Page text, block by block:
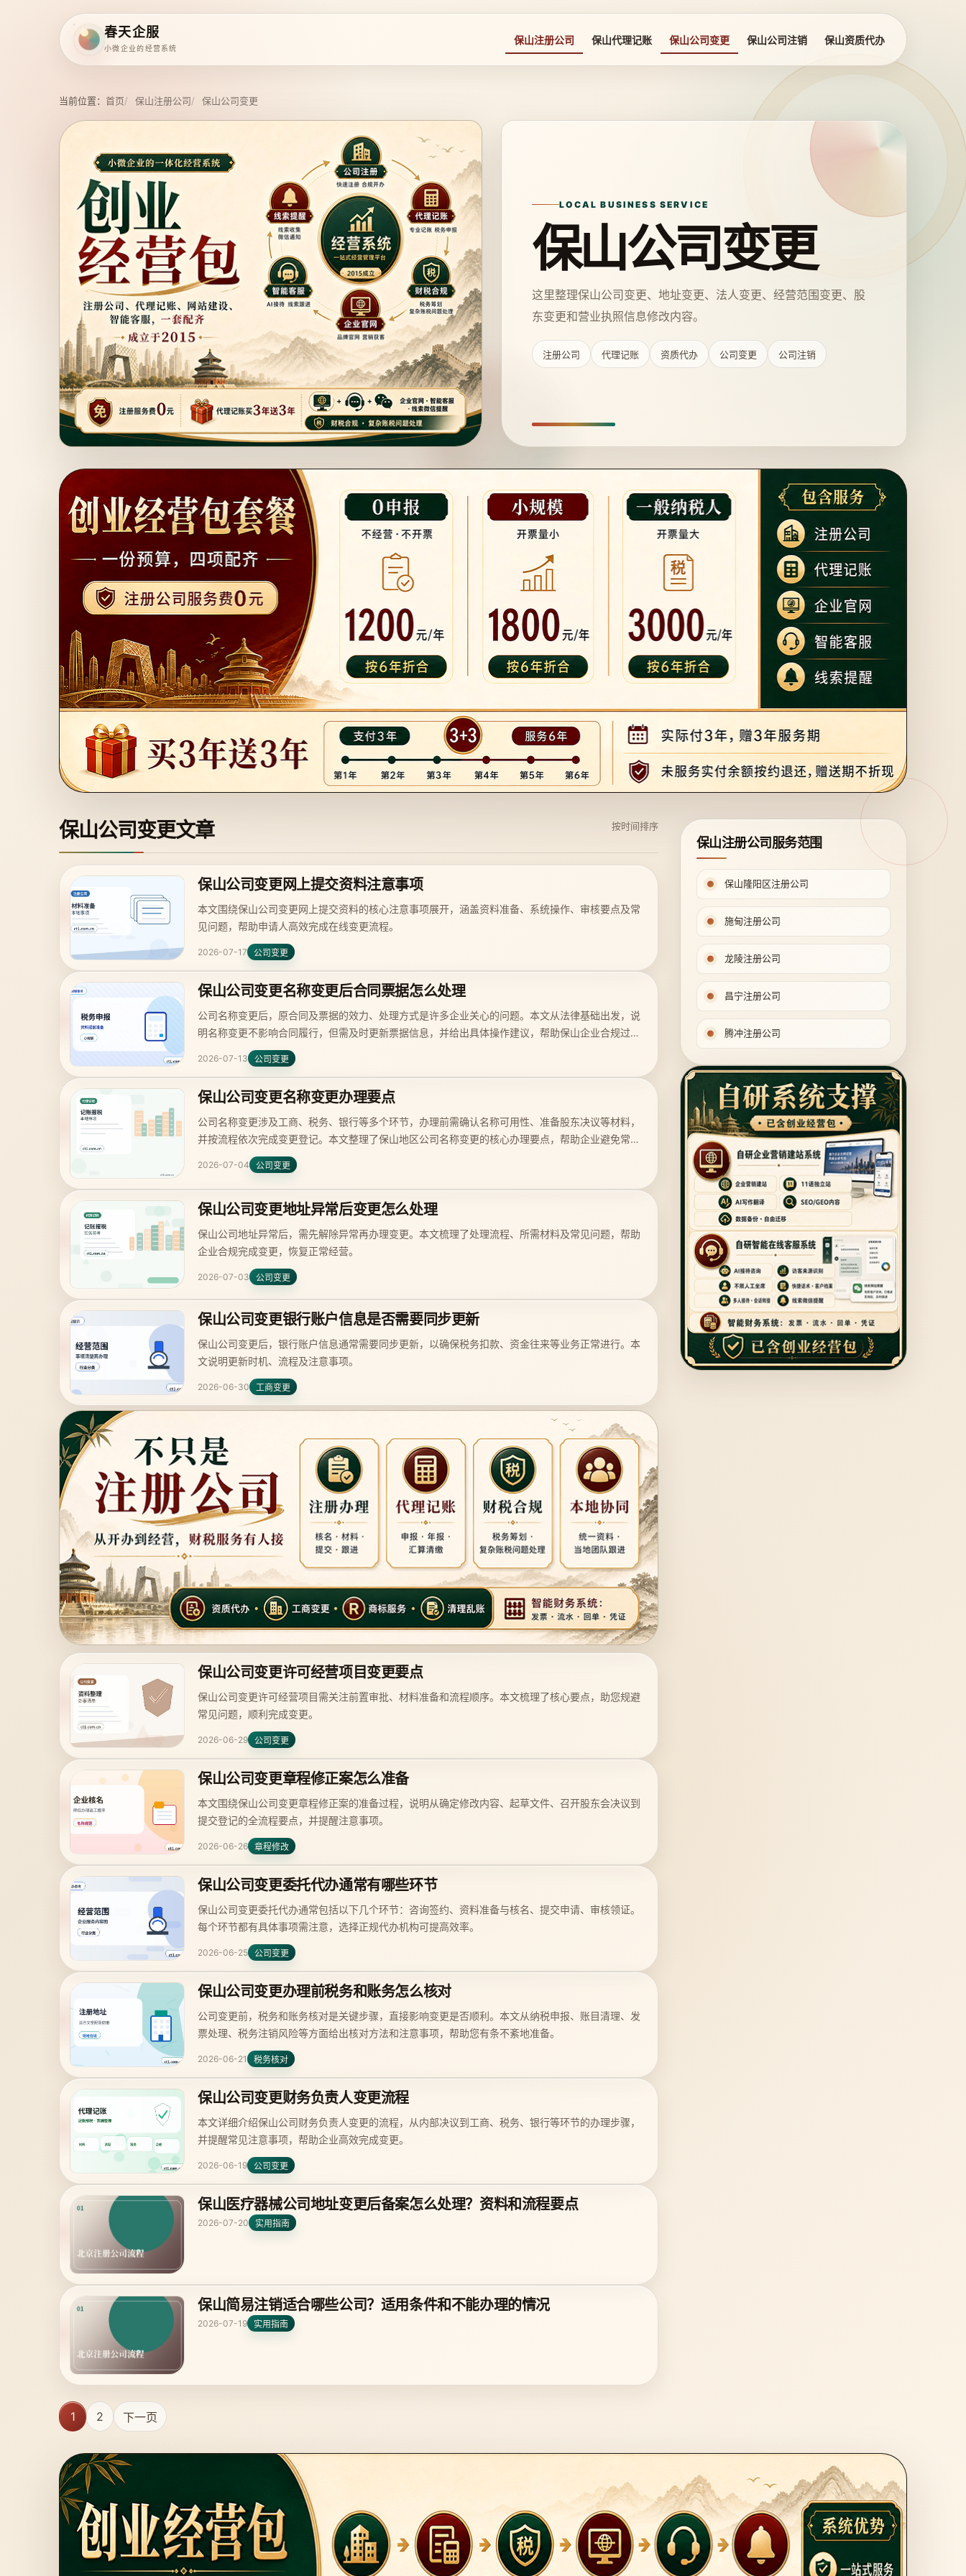
春天企服
小微企业的经营系统
保山注册公司 保山代理记账 保山公司变更 保山公司注销 保山资质代办
当前位置： 首页 保山注册公司 保山公司变更
LOCAL BUSINESS SERVICE
保山公司变更
这里整理保山公司变更、地址变更、法人变更、经营范围变更、股
东变更和营业执照信息修改内容。
注册公司 代理记账 资质代办 公司变更 公司注销
保山公司变更文章 按时间排序
保山公司变更网上提交资料注意事项
本文围绕保山公司变更网上提交资料的核心注意事项展开，涵盖资料准备、系统操作、审核要点及常
见问题，帮助申请人高效完成在线变更流程。
2026-07-17 公司变更
保山公司变更名称变更后合同票据怎么处理
公司名称变更后，原合同及票据的效力、处理方式是许多企业关心的问题。本文从法律基础出发，说
明名称变更不影响合同履行，但需及时更新票据信息，并给出具体操作建议，帮助保山企业合规过
2026-07-13 公司变更
保山公司变更名称变更办理要点
公司名称变更涉及工商、税务、银行等多个环节，办理前需确认名称可用性、准备股东决议等材料，
并按流程依次完成变更登记。本文整理了保山地区公司名称变更的核心办理要点，帮助企业避免常见
2026-07-04 公司变更
保山公司变更地址异常后变更怎么处理
保山公司地址异常后，需先解除异常再办理变更。本文梳理了处理流程、所需材料及常见问题，帮助
企业合规完成变更，恢复正常经营。
2026-07-03 公司变更
保山公司变更银行账户信息是否需要同步更新
保山公司变更后，银行账户信息通常需要同步更新，以确保税务扣款、资金往来等业务正常进行。本
文说明更新时机、流程及注意事项。
2026-06-30 工商变更
保山公司变更许可经营项目变更要点
保山公司变更许可经营项目需关注前置审批、材料准备和流程顺序。本文梳理了核心要点，助您规避
常见问题，顺利完成变更。
2026-06-29 公司变更
保山公司变更章程修正案怎么准备
本文围绕保山公司变更章程修正案的准备过程，说明从确定修改内容、起草文件、召开股东会决议到
提交登记的全流程要点，并提醒注意事项。
2026-06-26 章程修改
保山公司变更委托代办通常有哪些环节
保山公司变更委托代办通常包括以下几个环节：咨询签约、资料准备与核名、提交申请、审核领证。
每个环节都有具体事项需注意，选择正规代办机构可提高效率。
2026-06-25 公司变更
保山公司变更办理前税务和账务怎么核对
公司变更前，税务和账务核对是关键步骤，直接影响变更是否顺利。本文从纳税申报、账目清理、发
票处理、税务注销风险等方面给出核对方法和注意事项，帮助您有条不紊地准备。
2026-06-21 税务核对
保山公司变更财务负责人变更流程
本文详细介绍保山公司财务负责人变更的流程，从内部决议到工商、税务、银行等环节的办理步骤，
并提醒常见注意事项，帮助企业高效完成变更。
2026-06-19 公司变更
保山医疗器械公司地址变更后备案怎么处理？资料和流程要点
2026-07-20 实用指南
保山简易注销适合哪些公司？适用条件和不能办理的情况
2026-07-19 实用指南
1 2 下一页
保山注册公司服务范围
保山隆阳区注册公司
施甸注册公司
龙陵注册公司
昌宁注册公司
腾冲注册公司